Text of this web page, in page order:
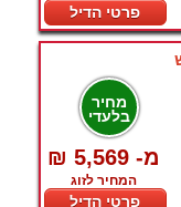
פרטי הדיל
מחיר
בלעדי
₪ 5,569 -מ
המחיר לזוג
פרטי הדיל